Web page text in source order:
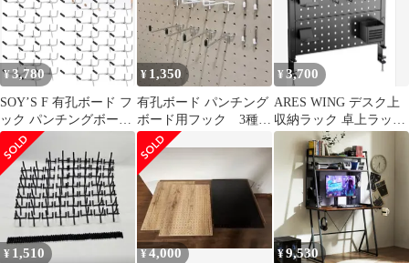
グボード 穴あき ペグボ
ード (15cm 20本セット)
洗面所 バスルーム 工具
収納 配線整理 ペン立て
フック おしゃれ 子供部
屋 飾り
¥3,780
SOY’S F 有孔ボード フ
ック パンチングボード
ペグボード ボード厚
5.5mm 用 穴ピッチ
25mm 穴径5mm ゴム付
き 固定 止め 金具 穴あ
き (シルバー, 5cm・50
個セット)
¥ 1,350
有孔ボード パンチング
ボード用フック 3種
PBTFW-118 PBTF-121
¥3,700
ARES WING デスク上
収納ラック 卓上ラック
ペグボード付き
¥ 1,510 ¥4,000 ¥9,530